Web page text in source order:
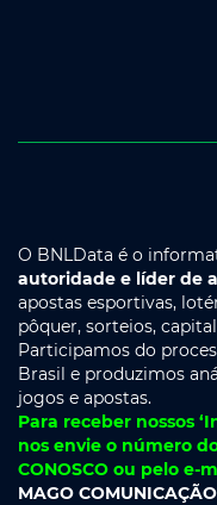
O BNLData é o
autoridade e líder de
apostas esportivas,
pôquer, sorteios,
Participamos do
Brasil e produzimos
jogos e apostas.
Para receber nossos
nos envie o número
CONOSCO ou pelo e-
MAGO COMUNICAÇÃO